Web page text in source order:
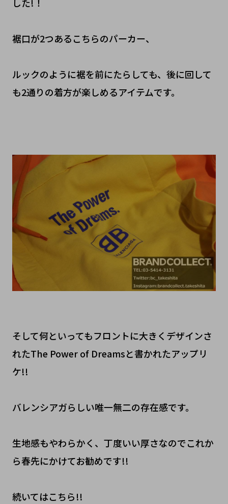
した!！
裾口が2つあるこちらのパーカー、
ルックのように裾を前にたらしても、後に回して
も2通りの着方が楽しめるアイテムです。
そして何といってもフロントに大きくデザインさ
れたThe Power of Dreamsと書かれたアップリ
ケ!!
バレンシアガらしい唯一無二の存在感です。
生地感もやわらかく、丁度いい厚さなのでこれか
ら春先にかけてお勧めです!!
続いてはこちら!!